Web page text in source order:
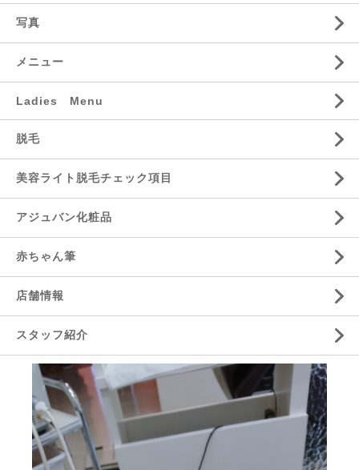
写真
メニュー
Ladies Menu
脱毛
美容ライト脱毛チェック項目
アジュバン化粧品
赤ちゃん筆
店舗情報
スタッフ紹介